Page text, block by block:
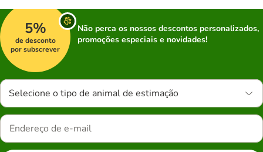
5%
de desconto
por subscrever
Não perca os nossos descontos personalizados,
promoções especiais e novidades!
Selecione o tipo de animal de estimação